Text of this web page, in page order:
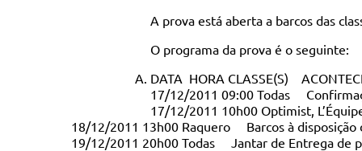
A prova está aberta a barcos das
O programa da prova é o seguinte:
DATA HORA CLASSE(S)
17/12/2011 09:00 Todas
17/12/2011 10h00 Optimist,
18/12/2011 13h00 Raquero Barcos à disposição
19/12/2011 20h00 Todas Jantar de Entrega de